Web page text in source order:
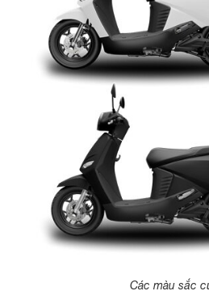
Các màu sắc